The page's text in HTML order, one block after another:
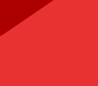
banner